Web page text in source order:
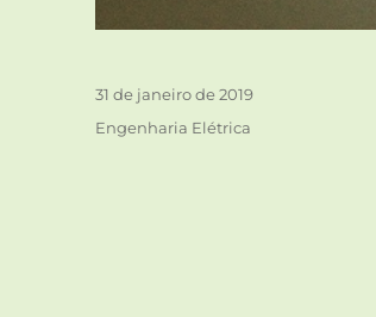
Publicado
31 de janeiro de 2019
Categorias
Engenharia Elétrica